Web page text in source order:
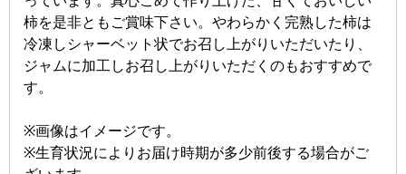
柿を是非ともご賞味下さい。やわらかく完熟した柿は
冷凍しシャーベット状でお召し上がりいただいたり、
ジャムに加工しお召し上がりいただくのもおすすめで
す。
※画像はイメージです。
※生育状況によりお届け時期が多少前後する場合がご